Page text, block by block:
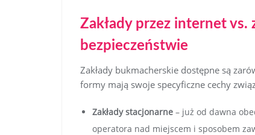
Zakłady przez internet vs.
bezpieczeństwie
Zakłady bukmacherskie dostępne są
formy mają swoje specyficzne cechy
Zakłady stacjonarne – już od dawna
operatora nad miejscem i sposobem